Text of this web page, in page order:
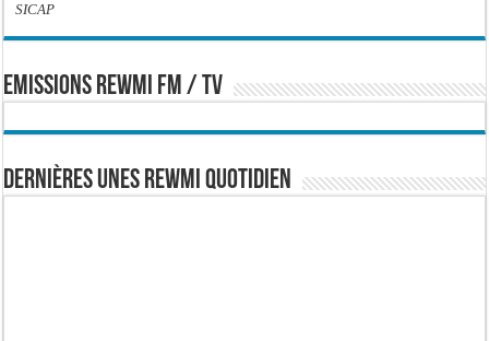
SICAP
EMISSIONS REWMI FM / TV
Dernières Unes Rewmi Quotidien